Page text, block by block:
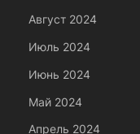
Август 2024
Июль 2024
Июнь 2024
Май 2024
Апрель 2024